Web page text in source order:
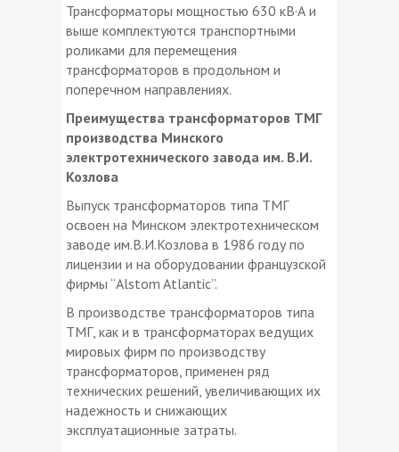
Трансформаторы мощностью 630 кВ·А и
выше комплектуются транспортными
роликами для перемещения
трансформаторов в продольном и
поперечном направлениях.
Преимущества трансформаторов ТМГ
производства Минского
электротехнического завода им. В.И.
Козлова
Выпуск трансформаторов типа ТМГ
освоен на Минском электротехническом
заводе им.В.И.Козлова в 1986 году по
лицензии и на оборудовании французской
фирмы “Alstom Atlantic”.
В производстве трансформаторов типа
ТМГ, как и в трансформаторах ведущих
мировых фирм по производству
трансформаторов, применен ряд
технических решений, увеличивающих их
надежность и снижающих
эксплуатационные затраты.